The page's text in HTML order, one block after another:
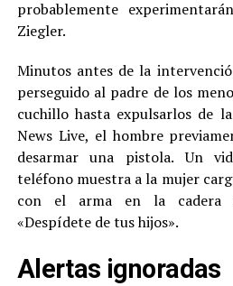
probablemente
Ziegler.
Minutos antes de la
perseguido al padre de los
cuchillo hasta expulsarlos de
News Live, el hombre
desarmar una pistola. Un
teléfono muestra a la mujer
con el arma en la cadera
«Despídete de tus hijos».
Alertas ignoradas